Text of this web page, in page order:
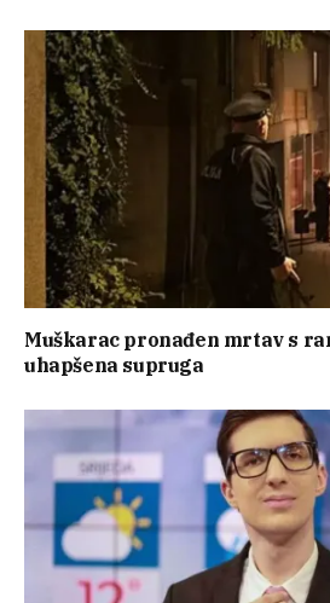
Muškarac pronađen mrtav s
uhapšena supruga